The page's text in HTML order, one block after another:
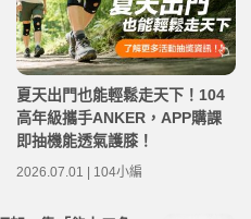
夏天出門也能輕鬆走天下！104
高年級攜手ANKER，APP購課
即抽機能透氣護膝！
2026.07.01 | 104小編